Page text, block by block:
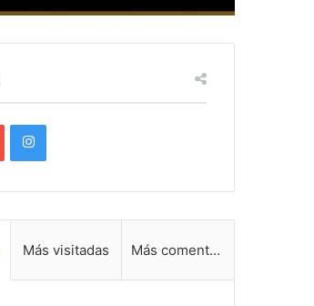
Más visitadas Más comentadas